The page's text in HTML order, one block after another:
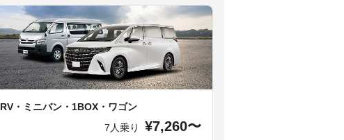
RV・ミニバン・1BOX・ワゴン
7人乗り
¥7,260〜